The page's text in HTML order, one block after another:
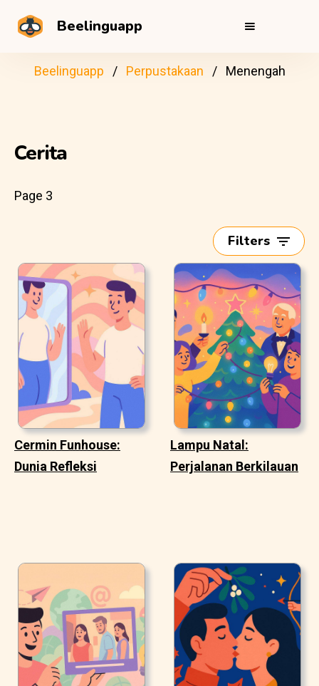
Beelinguapp
Beelinguapp Perpustakaan Menengah
Cerita
Page 3
Filters
Cermin Funhouse:
Dunia Refleksi
Lampu Natal:
Perjalanan Berkilauan